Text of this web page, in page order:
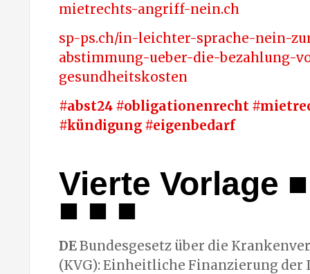
mietrechts-angriff-nein.ch
sp-ps.ch/in-leichter-sprache-nein-
abstimmung-ueber-die-bezahlung-
gesundheitskosten
#abst24 #obligationenrecht
#kündigung #eigenbedarf
Vierte Vorlage
■ ■ ■
DEBundesgesetz über die
(KVG): Einheitliche Finanzierung der